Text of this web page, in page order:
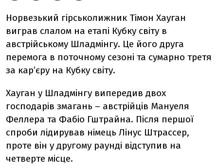
Норвезький гірськолижник Тімон Хауган
виграв слалом на етапі Кубку світу в
австрійському Шладмінгу. Це його друга
перемога в поточному сезоні та сумарно третя
за кар’єру на Кубку світу.
Хауган у Шладмінгу випередив двох
господарів змагань – австрійців Мануеля
Феллера та Фабіо Гштрайна. Після першої
спроби лідирував німець Лінус Штрассер,
проте він у другому раунді відступив на
четверте місце.